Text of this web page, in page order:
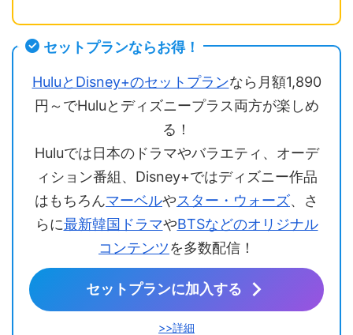
セットプランならお得！
HuluとDisney+のセットプランなら月額1,890
円～でHuluとディズニープラス両方が楽しめ
る！
Huluでは日本のドラマやバラエティ、オーデ
ィション番組、Disney+ではディズニー作品
はもちろんマーベルやスター・ウォーズ、さ
らに最新韓国ドラマやBTSなどのオリジナル
コンテンツを多数配信！
セットプランに加入する
>>詳細